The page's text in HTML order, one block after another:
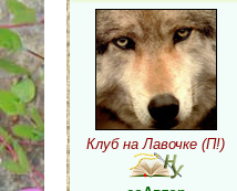
Клуб на Лавочке (П!)